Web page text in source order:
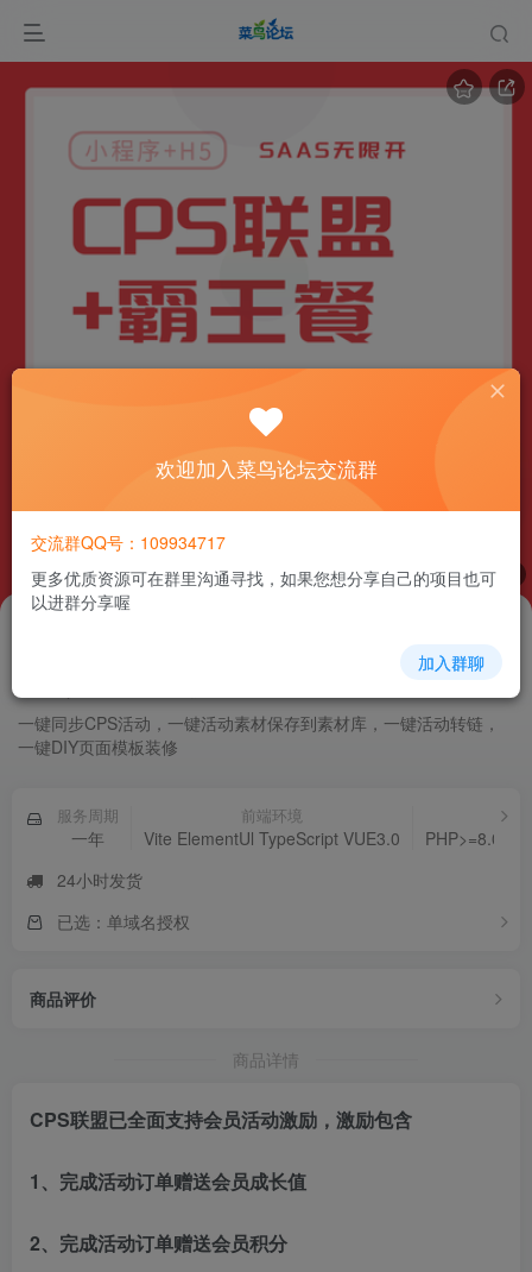
1/
一键同步CPS活动，一键活动素材保存到素材库，一键活动转链，
一键DIY页面模板装修
1398
服务周期
一年
前端环境
Vite ElementUl TypeScript VUE3.0
PHP>=8.0
24小时发货
已选：单域名授权
商品评价
商品详情
CPS联盟已全面支持会员活动激励，激励包含
1、完成活动订单赠送会员成长值
2、完成活动订单赠送会员积分
欢迎加入菜鸟论坛交流群
交流群QQ号：109934717
更多优质资源可在群里沟通寻找，如果您想分享自己的项目也可
以进群分享喔
加入群聊